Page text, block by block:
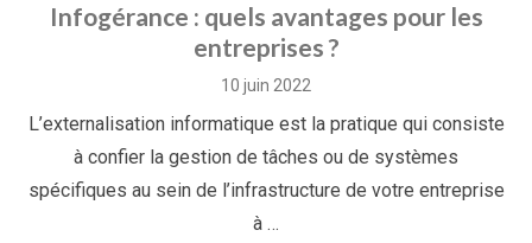
Infogérance : quels avantages pour les
entreprises ?
Posted
10 juin 2022
L’externalisation informatique est la pratique qui consiste
à confier la gestion de tâches ou de systèmes
spécifiques au sein de l’infrastructure de votre entreprise
à …